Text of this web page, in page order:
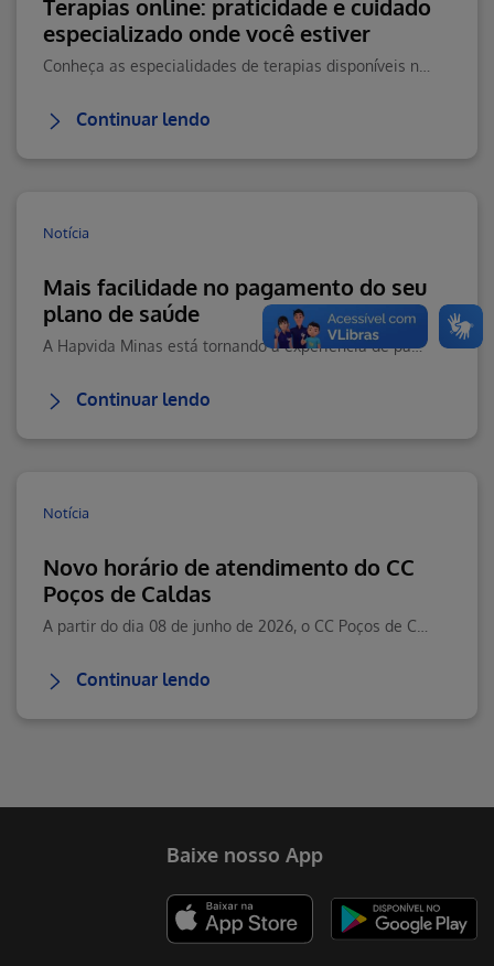
Terapias online: praticidade e cuidado
especializado onde você estiver
Continuar lendo
Notícia
Mais facilidade no pagamento do seu
plano de saúde
A Hapvida Minas está tornando a experiência de pagamento ainda mais prática, moderna e segura para seus beneficiários.
Continuar lendo
Notícia
Novo horário de atendimento do CC
Poços de Caldas
Continuar lendo
Baixe nosso App